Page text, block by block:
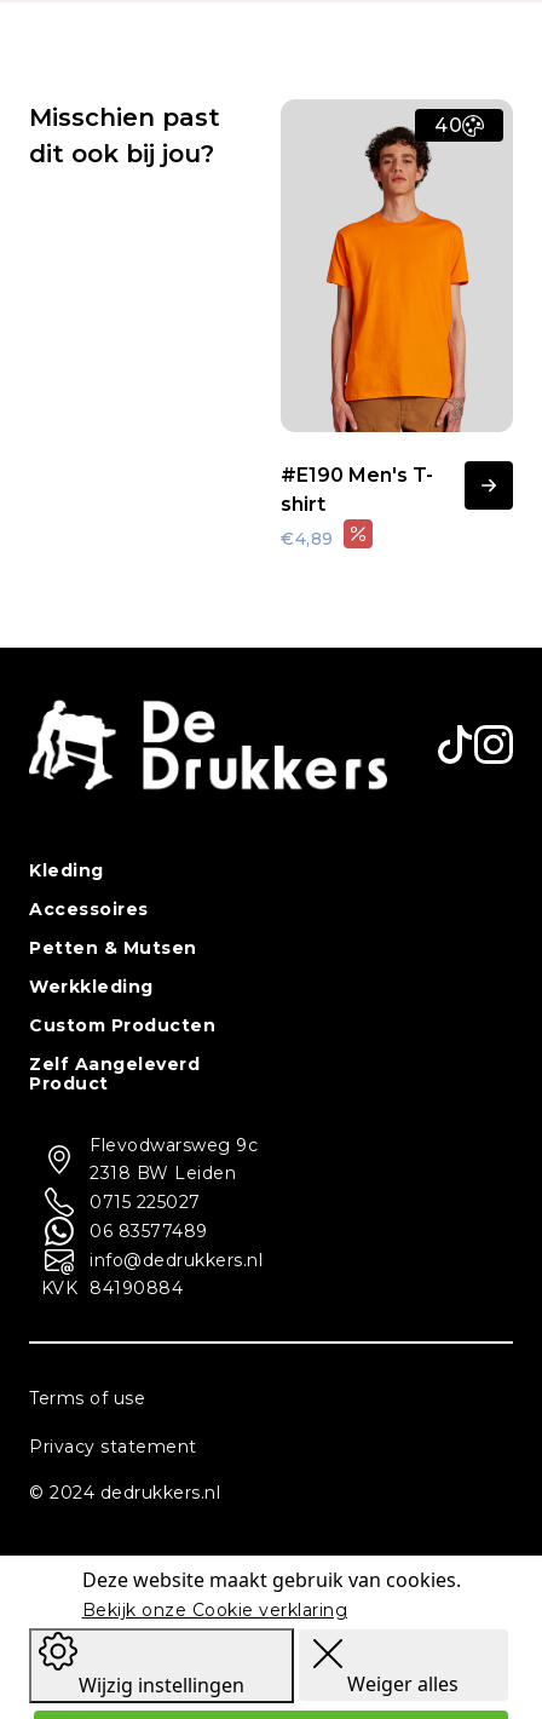
Misschien past
dit ook bij jou?
40
#E190 Men's T-
shirt
€4,89
Kleding
Accessoires
Petten & Mutsen
Werkkleding
Custom Producten
Zelf Aangeleverd
Product
Flevodwarsweg 9c
2318 BW Leiden
0715 225027
06 83577489
info@dedrukkers.nl
KVK
84190884
Terms of use
Privacy statement
© 2024 dedrukkers.nl
Deze website maakt gebruik van cookies.
Bekijk onze Cookie verklaring
Wijzig instellingen Weiger alles